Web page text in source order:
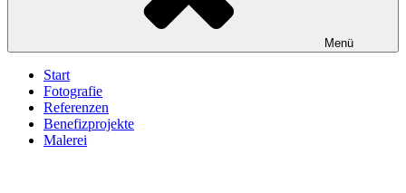
Menü
Start
Fotografie
Referenzen
Benefizprojekte
Malerei